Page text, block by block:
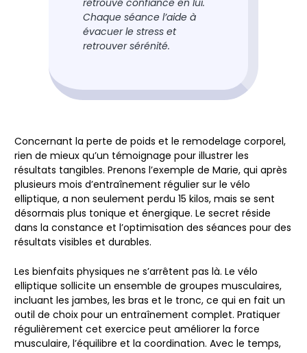
retrouvé confiance en lui.
Chaque séance l’aide à
évacuer le stress et
retrouver sérénité.
Concernant la perte de poids et le remodelage corporel,
rien de mieux qu’un témoignage pour illustrer les
résultats tangibles. Prenons l’exemple de Marie, qui après
plusieurs mois d’entraînement régulier sur le vélo
elliptique, a non seulement perdu 15 kilos, mais se sent
désormais plus tonique et énergique. Le secret réside
dans la constance et l’optimisation des séances pour des
résultats visibles et durables.
Les bienfaits physiques ne s’arrêtent pas là. Le vélo
elliptique sollicite un ensemble de groupes musculaires,
incluant les jambes, les bras et le tronc, ce qui en fait un
outil de choix pour un entraînement complet. Pratiquer
régulièrement cet exercice peut améliorer la force
musculaire, l’équilibre et la coordination. Avec le temps,